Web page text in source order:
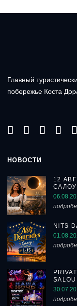
Главный
побережье Коста
НОВОСТИ
12
САЛОУ
NITS
SALOU